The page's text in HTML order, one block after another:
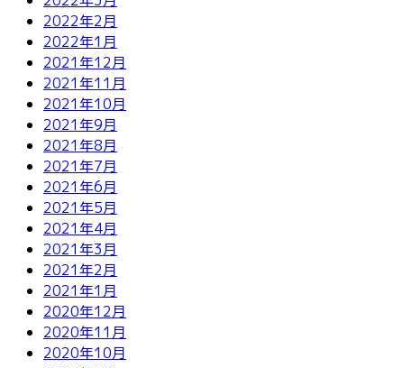
2022年2月
2022年1月
2021年12月
2021年11月
2021年10月
2021年9月
2021年8月
2021年7月
2021年6月
2021年5月
2021年4月
2021年3月
2021年2月
2021年1月
2020年12月
2020年11月
2020年10月